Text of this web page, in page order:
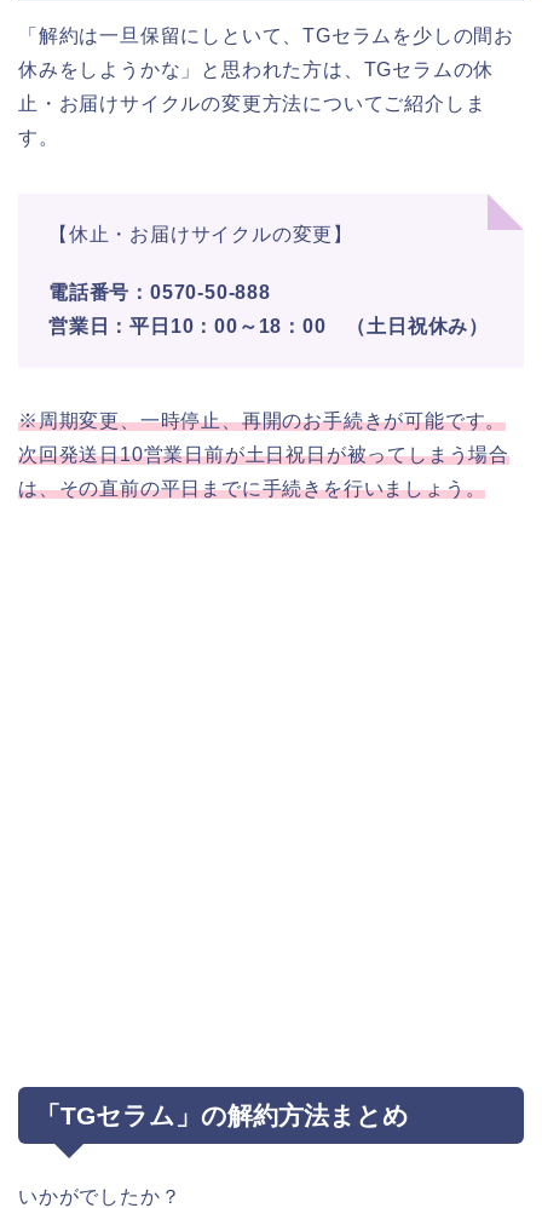
「解約は一旦保留にしといて、TGセラムを少しの間お
休みをしようかな」と思われた方は、TGセラムの休
止・お届けサイクルの変更方法についてご紹介しま
す。
【休止・お届けサイクルの変更】
電話番号：0570-50-888
営業日：平日10：00～18：00 （土日祝休み）
※周期変更、一時停止、再開のお手続きが可能です。
次回発送日10営業日前が土日祝日が被ってしまう場合
は、その直前の平日までに手続きを行いましょう。
「TGセラム」の解約方法まとめ
いかがでしたか？